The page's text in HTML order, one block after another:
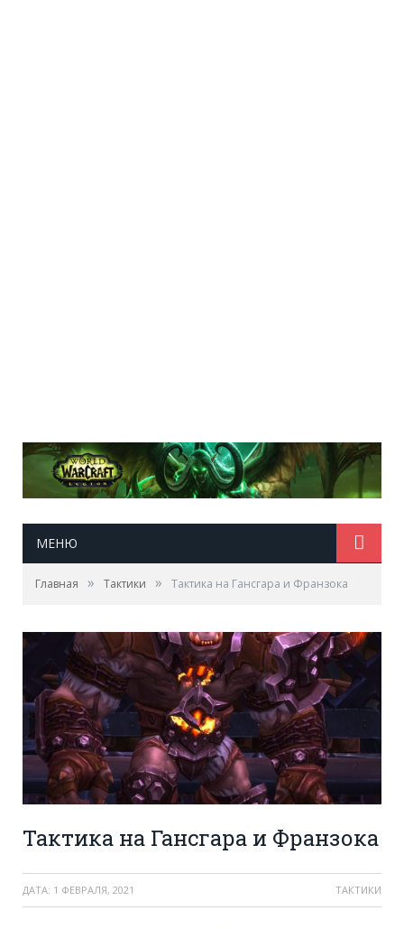
МЕНЮ
Главная » Тактики » Тактика на Гансгара и Франзока
Тактика на Гансгара и Франзока
ДАТА: 1 ФЕВРАЛЯ, 2021 ТАКТИКИ